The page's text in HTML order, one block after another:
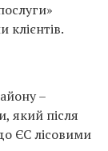
–
який після
ЄС лісовими